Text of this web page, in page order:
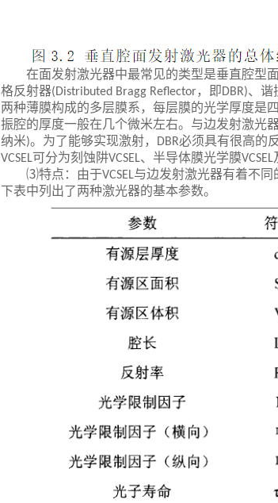
在面发射激光器中最常见的类型是垂直腔型
格反射器(Distributed Bragg Reflector，即DBR)、谐
两种薄膜构成的多层膜系，每层膜的光学厚度是
振腔的厚度一般在几个微米左右。与边发射激光
纳米)。为了能够实现激射， DBR必须具有很高的
VCSEL可分为刻蚀阱VCSEL、半导体膜光学膜VCSEL
⑶特点：由于VCSEL与边发射激光器有着不同
下表中列出了两种激光器的基本参数。